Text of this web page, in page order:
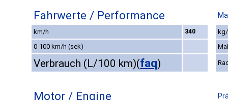
Fahrwerte / Performance
km/h 340
0-100 km/h (sek)
Verbrauch (L/100 km)(faq)
Motor / Engine